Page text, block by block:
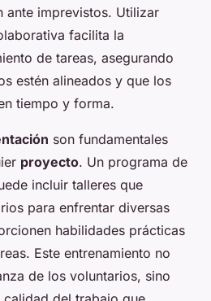
ante imprevistos. Utilizar
facilita la
de tareas, asegurando
estén alineados y que los
tiempo y forma.
son fundamentales
proyecto. Un programa de
incluir talleres que
para enfrentar diversas
habilidades prácticas
Este entrenamiento no
de los voluntarios, sino